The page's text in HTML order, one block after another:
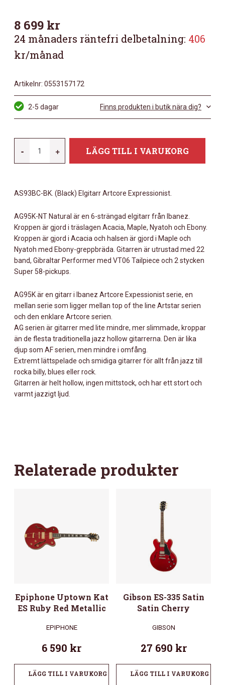
8 699 kr
24 månaders räntefri delbetalning: 406
kr/månad
Artikelnr: 0553157172
2-5 dagar Finns produkten i butik nära dig?
-
EXPRESSIONIST
+ LÄGG TILL I VARUKORG
AS93BC-BK. (Black) Elgitarr Artcore Expressionist.
AG95K-NT Natural är en 6-strängad elgitarr från Ibanez.
Kroppen är gjord i träslagen Acacia, Maple, Nyatoh och Ebony.
Kroppen är gjord i Acacia och halsen är gjord i Maple och
Nyatoh med Ebony-greppbräda. Gitarren är utrustad med 22
band, Gibraltar Performer med VT06 Tailpiece och 2 stycken
Super 58-pickups.
AG95K är en gitarr i Ibanez Artcore Expessionist serie, en
mellan serie som ligger mellan top of the line Artstar serien
och den enklare Artcore serien.
AG serien är gitarrer med lite mindre, mer slimmade, kroppar
än de flesta traditionella jazz hollow gitarrerna. Den är lika
djup som AF serien, men mindre i omfång.
Extremt lättspelade och smidiga gitarrer för allt från jazz till
rocka billy, blues eller rock.
Gitarren är helt hollow, ingen mittstock, och har ett stort och
varmt jazzigt ljud.
Relaterade produkter
Epiphone Uptown Kat
ES Ruby Red Metallic
EPIPHONE
6 590 kr
LÄGG TILL I VARUKORG
Gibson ES-335 Satin
Satin Cherry
GIBSON
27 690 kr
LÄGG TILL I VARUKORG